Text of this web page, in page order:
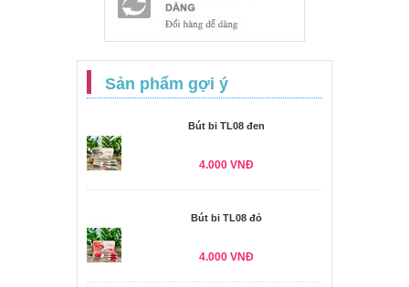
Sản phẩm gợi ý
Bút bi TL08 đen
4.000 VNĐ
Bút bi TL08 đỏ
4.000 VNĐ